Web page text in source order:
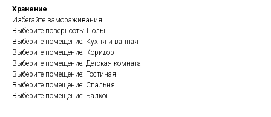
Хранение
Избегайте замораживания.
Выберите поверность: Полы
Выберите помещение: Кухня и ванная
Выберите помещение: Коридор
Выберите помещение: Детская комната
Выберите помещение: Гостиная
Выберите помещение: Спальня
Выберите помещение: Балкон